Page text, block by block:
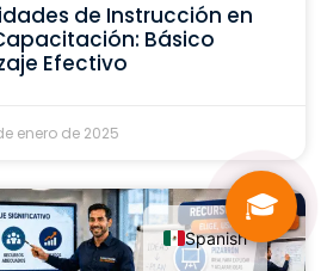
de Instrucción en
Básico
Efectivo
enero de 2025
🎓
Spanish